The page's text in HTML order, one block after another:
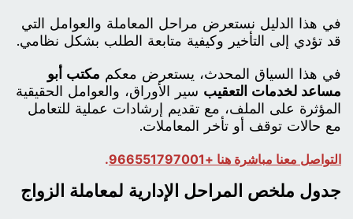
في هذا الدليل نستعرض مراحل المعاملة والعوامل التي
قد تؤدي إلى التأخير وكيفية متابعة الطلب بشكل نظامي.
في هذا السياق المحدث، يستعرض معكم مكتب أبو
مساعد لخدمات التعقيب سير الأوراق، والعوامل الحقيقية
المؤثرة على الملف، مع تقديم إرشادات عملية للتعامل
مع حالات توقف أو تأخر المعاملات.
التواصل معنا مباشرة هنا +966551797001 .
جدول ملخص المراحل الإدارية لمعاملة الزواج